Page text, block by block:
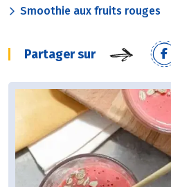
Smoothie aux fruits rouges
Partager sur